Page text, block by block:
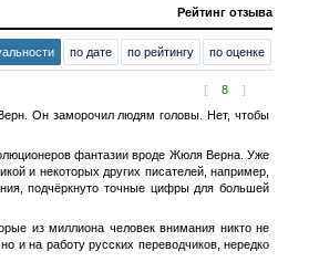
Рейтинг отзыва
по дате по рейтингу по оценке
[ 8 ]
Он заморочил людям головы. Нет, чтобы
фантазии вроде Жюля Верна. Уже
и некоторых других писателей, например,
подчёркнуто точные цифры для большей
из миллиона человек внимания никто не
и на работу русских переводчиков, нередко